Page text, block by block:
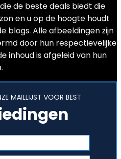
de beste deals biedt die
en u op de hoogte houdt
blogs. Alle afbeeldingen zijn
door hun respectievelijke
inhoud is afgeleid van hun
MAILLIJST VOOR BEST